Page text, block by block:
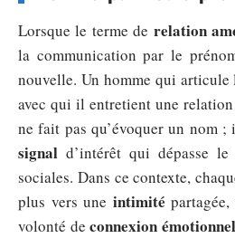
Lorsque le terme de relation
la communication par le
nouvelle. Un homme qui articule
avec qui il entretient une
ne fait pas qu’évoquer un nom
signal d’intérêt qui dépasse
sociales. Dans ce contexte,
plus vers une intimité
volonté deconnexion